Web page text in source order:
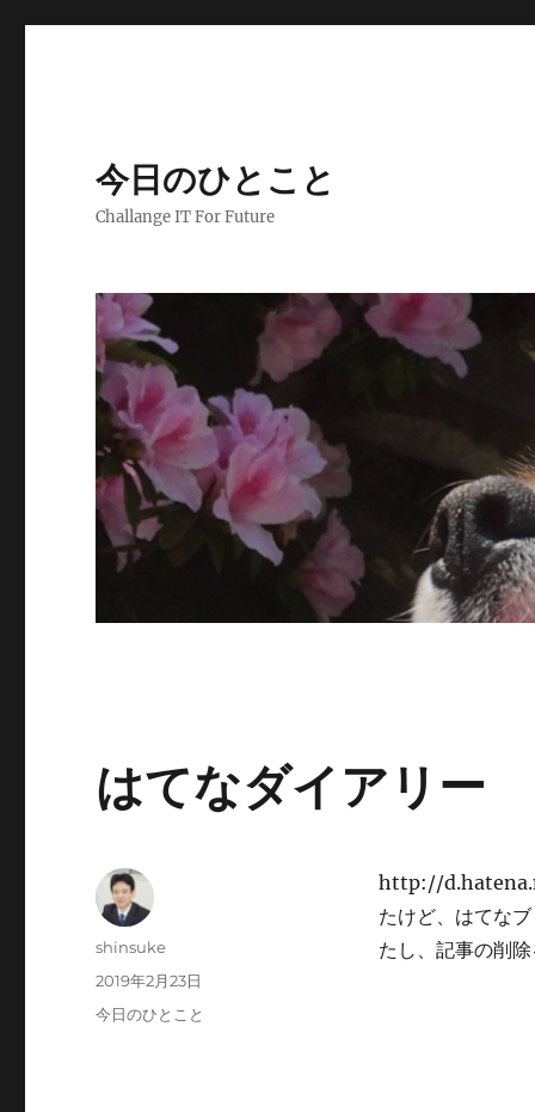
今日のひとこと
Challange IT For Future
はてなダイアリー
http://
たけど、はてな
たし、記事の削
投
shinsuke
投
稿
2019年2月23日
カ
今日のひとこと